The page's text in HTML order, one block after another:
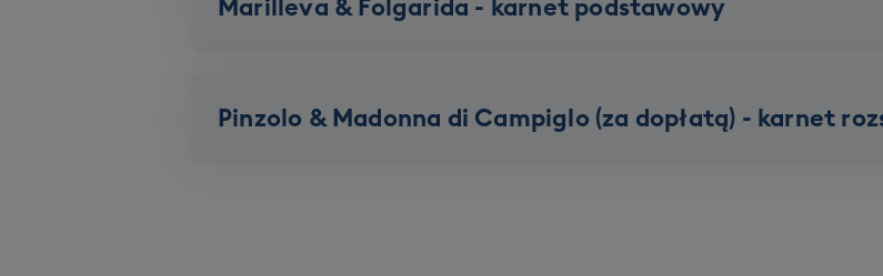
Marilleva & Folgarida - karnet podstawowy
70 km tras 7
Pinzolo & Madonna di Campiglo (za dopłatą) - karnet